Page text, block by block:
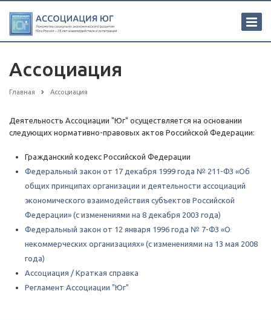
Ассоциация
Главная Ассоциация
Деятельность Ассоциации "Юг" осуществляется на основании
следующих нормативно-правовых актов Российской Федерации:
Гражданский кодекс Российской Федерации
Федеральный закон от 17 декабря 1999 года № 211-ФЗ «Об
общих принципах организации и деятельности ассоциаций
экономического взаимодействия субъектов Российской
Федерации» (с изменениями на 8 декабря 2003 года)
Федеральный закон от 12 января 1996 года № 7-ФЗ «О
некоммерческих организациях» (с изменениями на 13 мая 2008
года)
Ассоциация / Краткая справка
Регламент Ассоциации "Юг"